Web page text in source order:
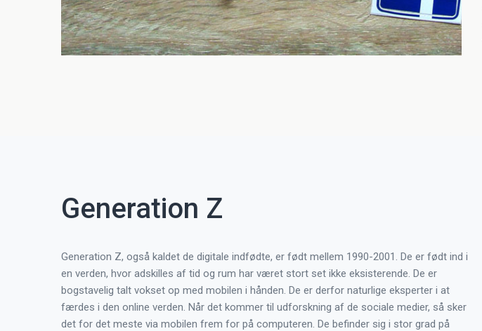
Generation Z
Generation Z, også kaldet de digitale indfødte, er født mellem 1990-2001. De er født ind i
en verden, hvor adskilles af tid og rum har været stort set ikke eksisterende. De er
bogstavelig talt vokset op med mobilen i hånden. De er derfor naturlige eksperter i at
færdes i den online verden. Når det kommer til udforskning af de sociale medier, så sker
det for det meste via mobilen frem for på computeren. De befinder sig i stor grad på